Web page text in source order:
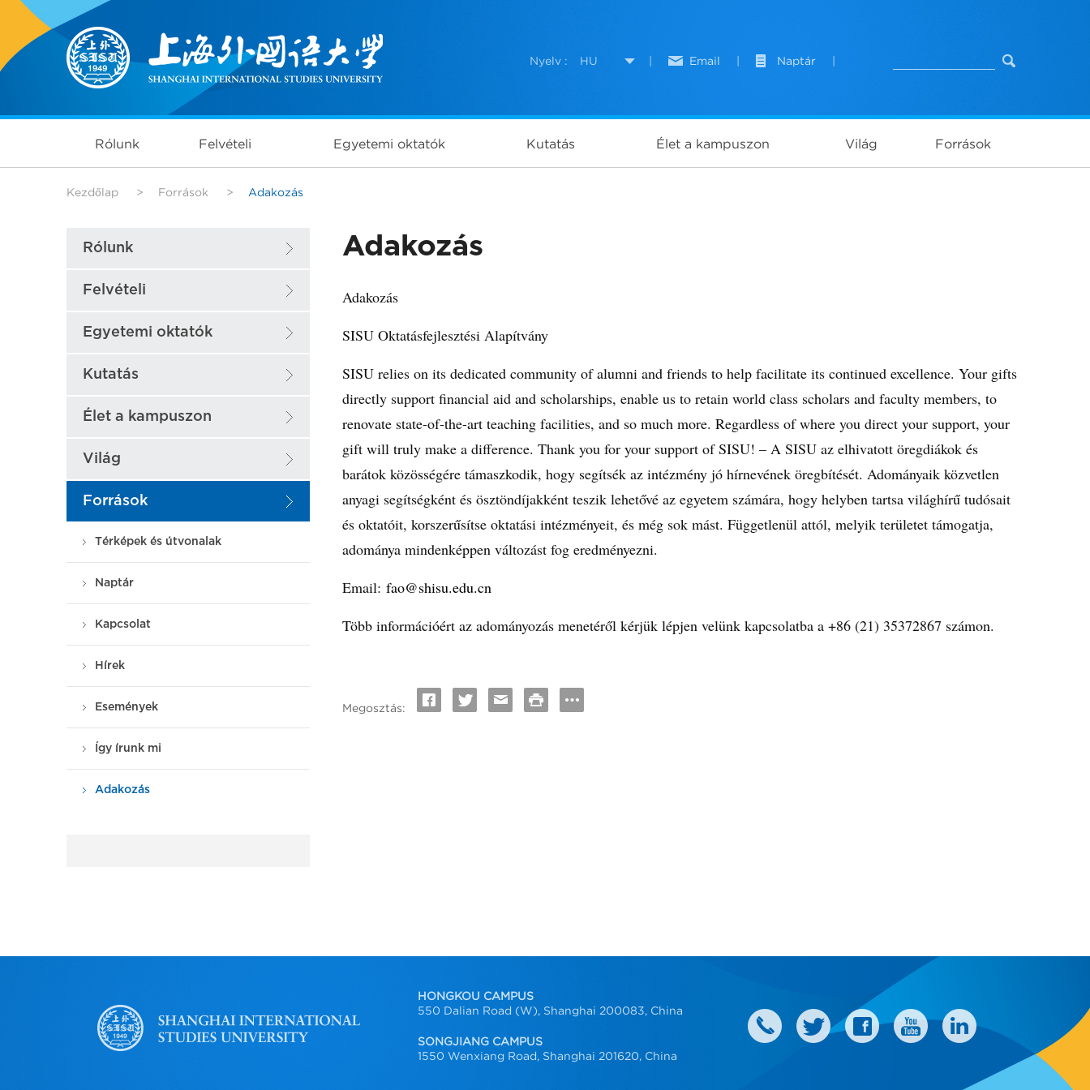
Nyelv : HU Email Naptár
Rólunk Felvételi Egyetemi oktatók Kutatás Élet a kampuszon Világ Források
Kezdőlap > Források > Adakozás
Rólunk
Felvételi
Egyetemi oktatók
Kutatás
Élet a kampuszon
Világ
Források
Térképek és útvonalak
Naptár
Kapcsolat
Hírek
Események
Így írunk mi
Adakozás
Adakozás
Adakozás
SISU Oktatásfejlesztési Alapítvány
SISU relies on its dedicated community of alumni and friends to help facilitate its continued excellence. Your gifts
directly support financial aid and scholarships, enable us to retain world class scholars and faculty members, to
renovate state-of-the-art teaching facilities, and so much more. Regardless of where you direct your support, your
gift will truly make a difference. Thank you for your support of SISU! – A SISU az elhivatott öregdiákok és
barátok közösségére támaszkodik, hogy segítsék az intézmény jó hírnevének öregbítését. Adományaik közvetlen
anyagi segítségként és ösztöndíjakként teszik lehetővé az egyetem számára, hogy helyben tartsa világhírű tudósait
és oktatóit, korszerűsítse oktatási intézményeit, és még sok mást. Függetlenül attól, melyik területet támogatja,
adománya mindenképpen változást fog eredményezni.
Email: fao@shisu.edu.cn
Több információért az adományozás menetéről kérjük lépjen velünk kapcsolatba a +86 (21) 35372867 számon.
Megosztás:
HONGKOU CAMPUS
550 Dalian Road (W), Shanghai 200083, China
SONGJIANG CAMPUS
1550 Wenxiang Road, Shanghai 201620, China